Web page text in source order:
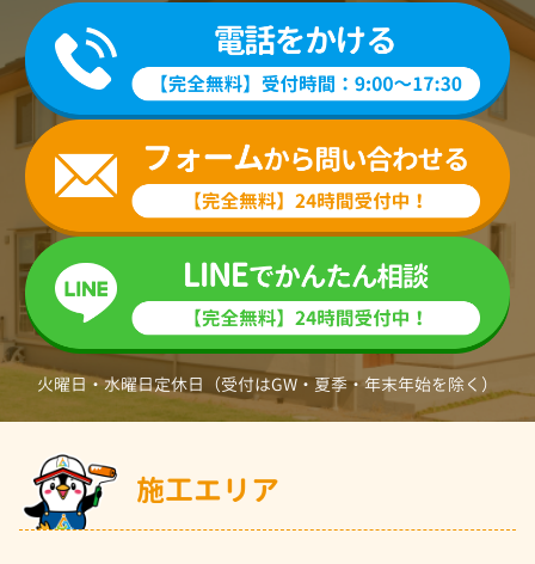
火曜日・水曜日定休日（受付はGW・夏季・年末年始を除く）
施工エリア